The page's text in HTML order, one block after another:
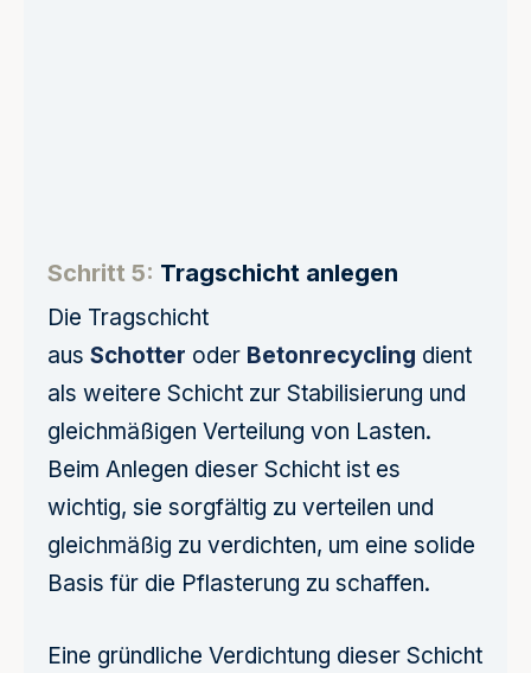
Schritt 5: Tragschicht anlegen
Die Tragschicht
aus Schotter oder Betonrecycling dient
als weitere Schicht zur Stabilisierung und
gleichmäßigen Verteilung von Lasten.
Beim Anlegen dieser Schicht ist es
wichtig, sie sorgfältig zu verteilen und
gleichmäßig zu verdichten, um eine solide
Basis für die Pflasterung zu schaffen.
Eine gründliche Verdichtung dieser Schicht